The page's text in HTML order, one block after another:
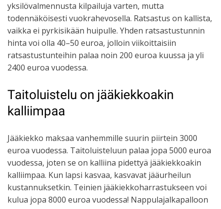
yksilövalmennusta kilpailuja varten, mutta
todennäköisesti vuokrahevosella. Ratsastus on kallista,
vaikka ei pyrkisikään huipulle. Yhden ratsastustunnin
hinta voi olla 40–50 euroa, jolloin viikoittaisiin
ratsastustunteihin palaa noin 200 euroa kuussa ja yli
2400 euroa vuodessa.
Taitoluistelu on jääkiekkoakin
kalliimpaa
Jääkiekko maksaa vanhemmille suurin piirtein 3000
euroa vuodessa. Taitoluisteluun palaa jopa 5000 euroa
vuodessa, joten se on kalliina pidettyä jääkiekkoakin
kalliimpaa. Kun lapsi kasvaa, kasvavat jääurheilun
kustannuksetkin. Teinien jääkiekkoharrastukseen voi
kulua jopa 8000 euroa vuodessa! Nappulajalkapalloon